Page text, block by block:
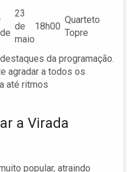
23
de
maio
18h00
Quarteto
Topre
da programação.
agradar a todos os
até ritmos
a Virada
popular, atraindo